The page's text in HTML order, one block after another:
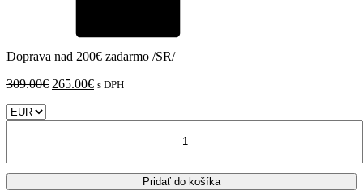
Doprava nad 200€ zadarmo /SR/
309.00€ Pôvodná
265.00€Aktuálna
s DPH
Pridať do košíka